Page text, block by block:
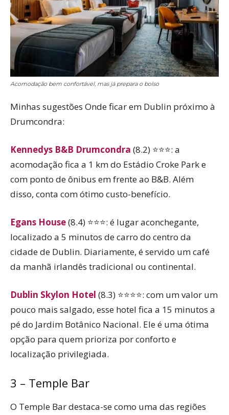
Acomodação bem confortável, mas já prepara o bolso
Minhas sugestões Onde ficar em Dublin próximo à
Drumcondra:
Kennedys B&B Drumcondra (8.2) ⭐⭐⭐: a
acomodação fica a 1 km do Estádio Croke Park e
com ponto de ônibus em frente ao B&B. Além
disso, conta com ótimo custo-benefício.
Egans House(8.4) ⭐⭐⭐: é lugar aconchegante,
localizado a 5 minutos de carro do centro da
cidade de Dublin. Diariamente, é servido um café
da manhã irlandês tradicional ou continental.
Dublin Skylon Hotel (8.3) ⭐⭐⭐⭐: com um valor um
pouco mais salgado, esse hotel fica a 15 minutos a
pé do Jardim Botânico Nacional. Ele é uma ótima
opção para quem prioriza por conforto e
localização privilegiada.
3 – Temple Bar
O Temple Bar destaca-se como uma das regiões